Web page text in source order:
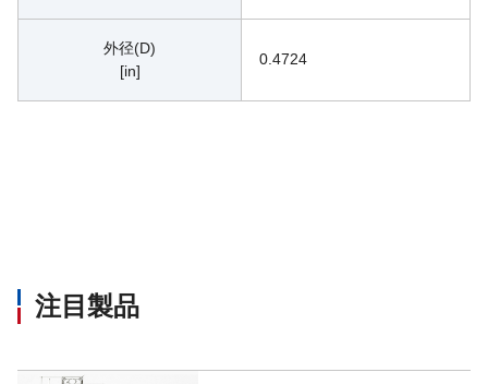
外径(D)
[in]
0.4724
注目製品